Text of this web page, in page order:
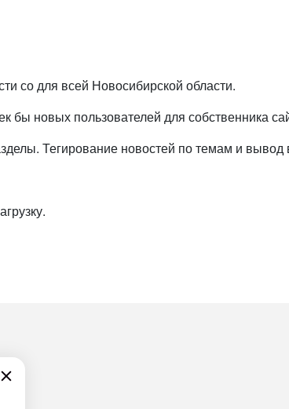
со для всей Новосибирской области.
бы новых пользователей для собственника
Тегирование новостей по темам и вывод